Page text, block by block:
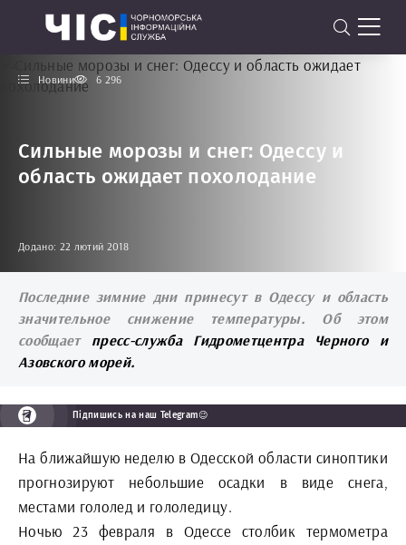
Новини 6 296
Сильные морозы и снег: Одессу и
область ожидает похолодание
Додано: 22 лютий 2018
Последние зимние дни принесут в Одессу и область
значительное снижение температуры. Об этом
сообщает пресс-служба Гидрометцентра Черного и
Азовского морей.
Підпишись на наш Telegram😉
На ближайшую неделю в Одесской области синоптики
прогнозируют небольшие осадки в виде снега,
местами гололед и гололедицу.
Ночью 23 февраля в Одессе столбик термометра